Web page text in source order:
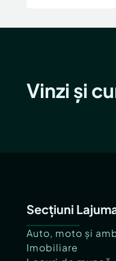
Vinzi și
Secțiuni
Auto, moto și
Imobiliare